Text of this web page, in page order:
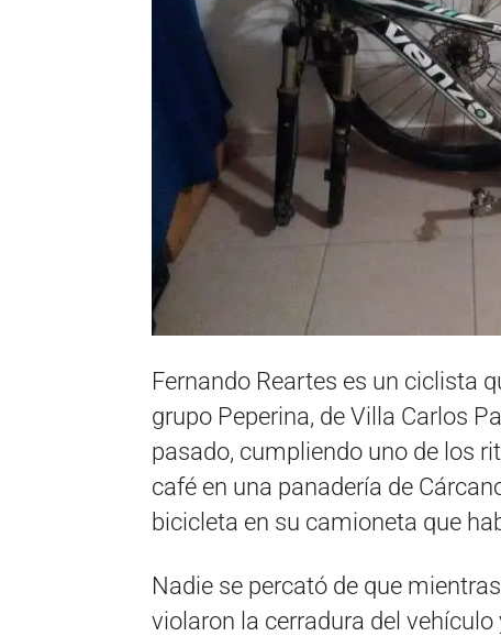
Fernando Reartes es un ciclista
grupo Peperina, de Villa Carlos
pasado, cumpliendo uno de los
café en una panadería de
bicicleta en su camioneta que
Nadie se percató de que
violaron la cerradura del